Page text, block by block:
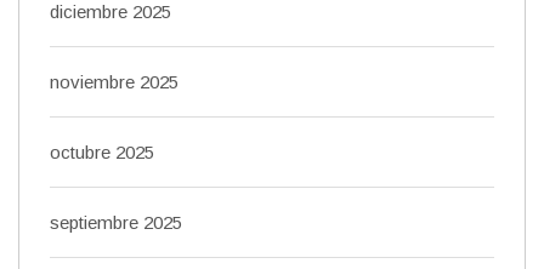
diciembre 2025
noviembre 2025
octubre 2025
septiembre 2025